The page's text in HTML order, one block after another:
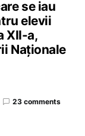
se iau
elevii
XII-a,
Naționale
23 comments